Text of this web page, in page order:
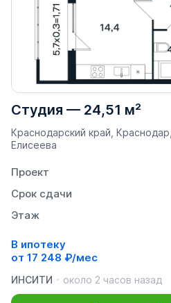
Студия — 24,51 м²
Краснодарский край,
Елисеева
Проект
Срок сдачи
Этаж
В ипотеку
от 17 248 ₽/мес
ИНСИТИ
около 2 часов назад